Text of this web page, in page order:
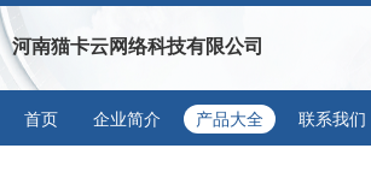
河南猫卡云网络科技有限公司
首页 企业简介 产品大全 联系我们